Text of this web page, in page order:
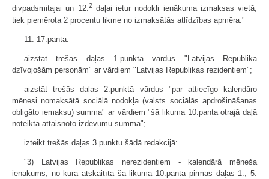
divpadsmitajai un 12.2daļai ietur nodokli ienākuma izmaksas vietā,
tiek piemērota 2 procentu likme no izmaksātās atlīdzības apmēra."
11. 17.pantā:
aizstāt trešās daļas 1.punktā vārdus "Latvijas Republikā
dzīvojošām personām" ar vārdiem "Latvijas Republikas rezidentiem";
aizstāt trešās daļas 2.punktā vārdus "par attiecīgo kalendāro
mēnesi nomaksātā sociālā nodokļa (valsts sociālās apdrošināšanas
obligāto iemaksu) summa" ar vārdiem "šā likuma 10.panta otrajā daļā
noteiktā attaisnoto izdevumu summa";
izteikt trešās daļas 3.punktu šādā redakcijā:
"3) Latvijas Republikas nerezidentiem - kalendārā mēneša
ienākums, no kura atskaitīta šā likuma 10.panta pirmās daļas 1., 5.